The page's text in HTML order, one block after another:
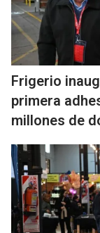
Frigerio
primera
millones de